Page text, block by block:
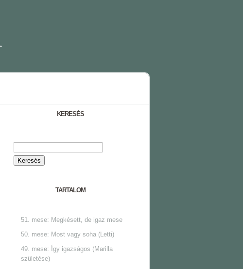
KERESÉS
TARTALOM
51. mese: Megkésett, de igaz mese
50. mese: Most vagy soha (Letti)
49. mese: Így igazságos (Marilla
születése)